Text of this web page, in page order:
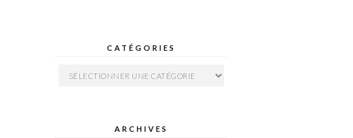
CATÉGORIES
Catégories
ARCHIVES